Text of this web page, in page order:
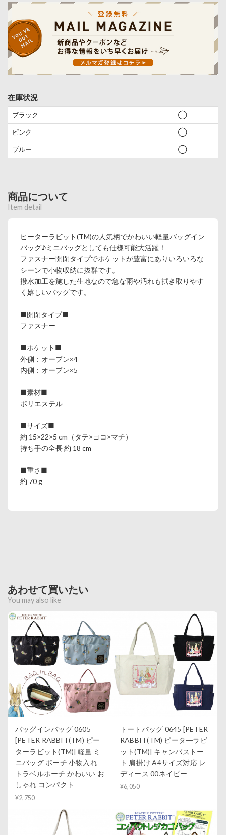
在庫状況
ブラック ◯
ピンク ◯
ブルー ◯
商品について
Item detail
ピーターラビット(TM)の人気柄でかわいい軽量バッグイン
バッグ♪ミニバッグとしても仕様可能大活躍！
ファスナー開閉タイプでポケットが豊富にありいろいろな
シーンで小物収納に抜群です。
撥水加工を施した生地なので急な雨や汚れも拭き取りやす
く嬉しいバッグです。
■開閉タイプ■
ファスナー
■ポケット■
外側：オープン×4
内側：オープン×5
■素材■
ポリエステル
■サイズ■
約 15×22×5 cm（タテ×ヨコ×マチ）
持ち手の全長 約 18 cm
■重さ■
約 70 g
あわせて買いたい
You may also like
バッグインバッグ 0605
[PETER RABBIT(TM) ピー
ターラビット(TM)] 軽量 ミ
ニバッグ ポーチ 小物入れ
トラベルポーチ かわいい お
しゃれ コンパクト
¥2,750
トートバッグ 0645 [PETER
RABBIT(TM) ピータ―ラビ
ット(TM)] キャンパストー
ト 肩掛け A4サイズ対応 レ
ディース 00ネイビー
¥6,050